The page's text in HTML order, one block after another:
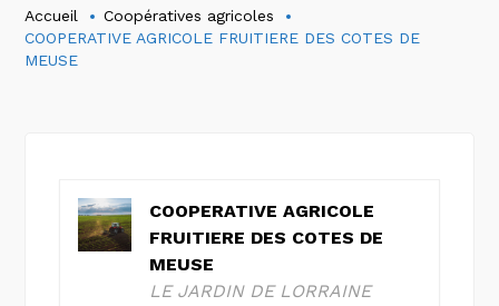
Accueil
Coopératives agricoles
COOPERATIVE AGRICOLE FRUITIERE DES COTES DE
MEUSE
COOPERATIVE AGRICOLE
FRUITIERE DES COTES DE
MEUSE
LE JARDIN DE LORRAINE